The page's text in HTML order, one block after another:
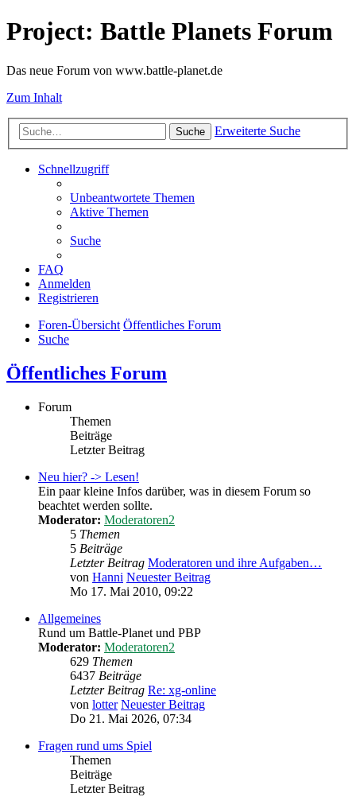
Project: Battle Planets Forum
Das neue Forum von www.battle-planet.de
Zum Inhalt
Suche Erweiterte Suche
Schnellzugriff
Unbeantwortete Themen
Aktive Themen
Suche
FAQ
Anmelden
Registrieren
Foren-Übersicht Öffentliches Forum
Suche
Öffentliches Forum
Forum
Themen
Beiträge
Letzter Beitrag
Neu hier? -> Lesen!
Ein paar kleine Infos darüber, was in diesem Forum so
beachtet werden sollte.
Moderator: Moderatoren2
5 Themen
5 Beiträge
Letzter Beitrag Moderatoren und ihre Aufgaben…
von Hanni Neuester Beitrag
Mo 17. Mai 2010, 09:22
Allgemeines
Rund um Battle-Planet und PBP
Moderator: Moderatoren2
629 Themen
6437 Beiträge
Letzter Beitrag Re: xg-online
von lotter Neuester Beitrag
Do 21. Mai 2026, 07:34
Fragen rund ums Spiel
Themen
Beiträge
Letzter Beitrag